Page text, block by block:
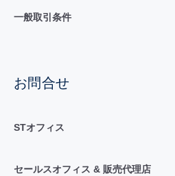
一般取引条件
お問合せ
STオフィス
セールスオフィス & 販売代理店